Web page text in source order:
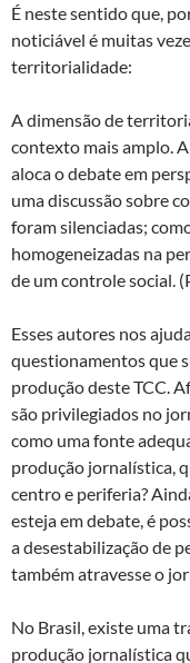
É neste sentido que,
noticiável é muitas
territorialidade:
A dimensão de
contexto mais amplo.
aloca o debate em
uma discussão sobre
foram silenciadas;
homogeneizadas na
de um controle social.
Esses autores nos
questionamentos que
produção deste TCC.
são privilegiados no
como uma fonte
produção jornalística,
centro e periferia?
esteja em debate, é
a desestabilização de
também atravesse o
No Brasil, existe uma
produção jornalística